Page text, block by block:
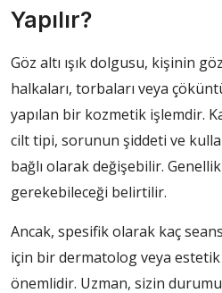
Yapılır?
Göz altı ışık dolgusu, kişinin
halkaları, torbaları veya
yapılan bir kozmetik işlemdir.
cilt tipi, sorunun şiddeti ve
bağlı olarak değişebilir.
gerekebileceği belirtilir.
Ancak, spesifik olarak kaç
için bir dermatolog veya estetik
önemlidir. Uzman, sizin